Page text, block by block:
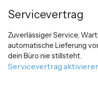
Servicevertrag
Zuverlässiger Service,
automatische Lieferung
dein Büro nie stillsteht.
Servicevertrag